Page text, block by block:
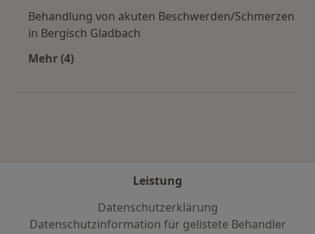
Behandlung von akuten Beschwerden/Schmerzen
in Bergisch Gladbach
Mehr (4)
Leistung
Datenschutzerklärung
Datenschutzinformation für gelistete Behandler